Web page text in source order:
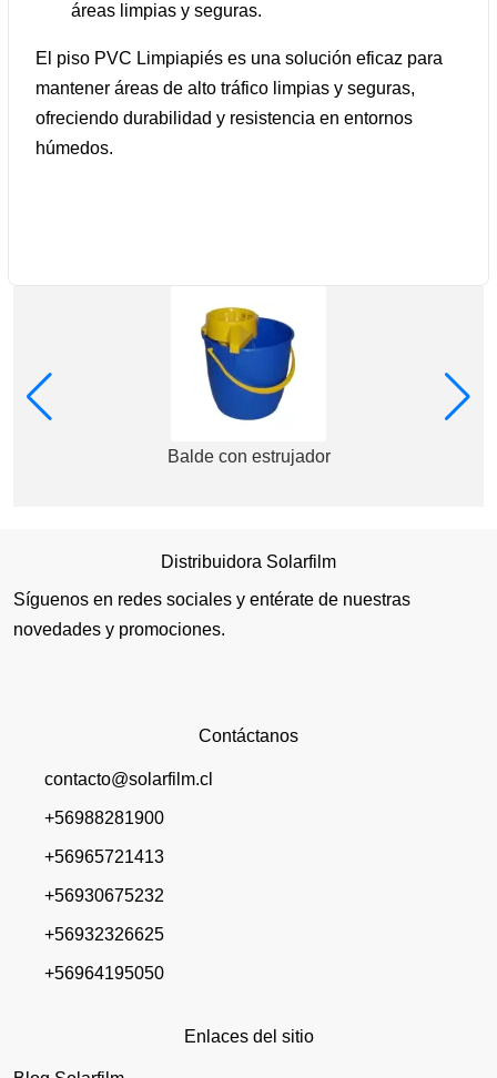
áreas limpias y seguras.
El piso PVC Limpiapiés es una solución eficaz para
mantener áreas de alto tráfico limpias y seguras,
ofreciendo durabilidad y resistencia en entornos
húmedos.
Balde con estrujador
Distribuidora Solarfilm
Síguenos en redes sociales y entérate de nuestras
novedades y promociones.
Contáctanos
contacto@solarfilm.cl
+56988281900
+56965721413
+56930675232
+56932326625
+56964195050
Enlaces del sitio